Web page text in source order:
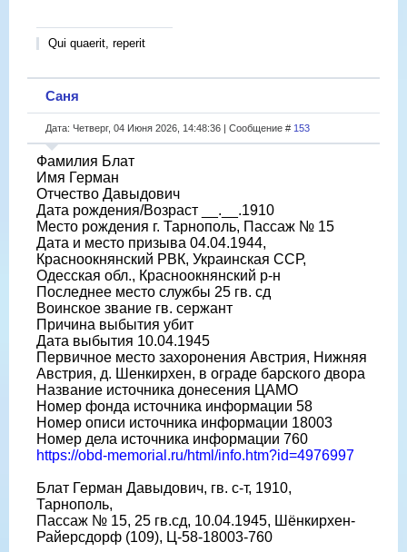
Qui quaerit, reperit
Саня
Дата: Четверг, 04 Июня 2026, 14:48:36 | Сообщение # 153
Фамилия Блат
Имя Герман
Отчество Давыдович
Дата рождения/Возраст __.__.1910
Место рождения г. Тарнополь, Пассаж № 15
Дата и место призыва 04.04.1944,
Красноокнянский РВК, Украинская ССР,
Одесская обл., Красноокнянский р-н
Последнее место службы 25 гв. сд
Воинское звание гв. сержант
Причина выбытия убит
Дата выбытия 10.04.1945
Первичное место захоронения Австрия, Нижняя
Австрия, д. Шенкирхен, в ограде барского двора
Название источника донесения ЦАМО
Номер фонда источника информации 58
Номер описи источника информации 18003
Номер дела источника информации 760
https://obd-memorial.ru/html/info.htm?id=4976997
Блат Герман Давыдович, гв. с-т, 1910,
Тарнополь,
Пассаж № 15, 25 гв.сд, 10.04.1945, Шёнкирхен-
Райерсдорф (109), Ц-58-18003-760